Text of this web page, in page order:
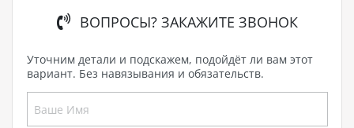
ВОПРОСЫ? ЗАКАЖИТЕ ЗВОНОК
Уточним детали и подскажем, подойдёт ли вам этот
вариант. Без навязывания и обязательств.